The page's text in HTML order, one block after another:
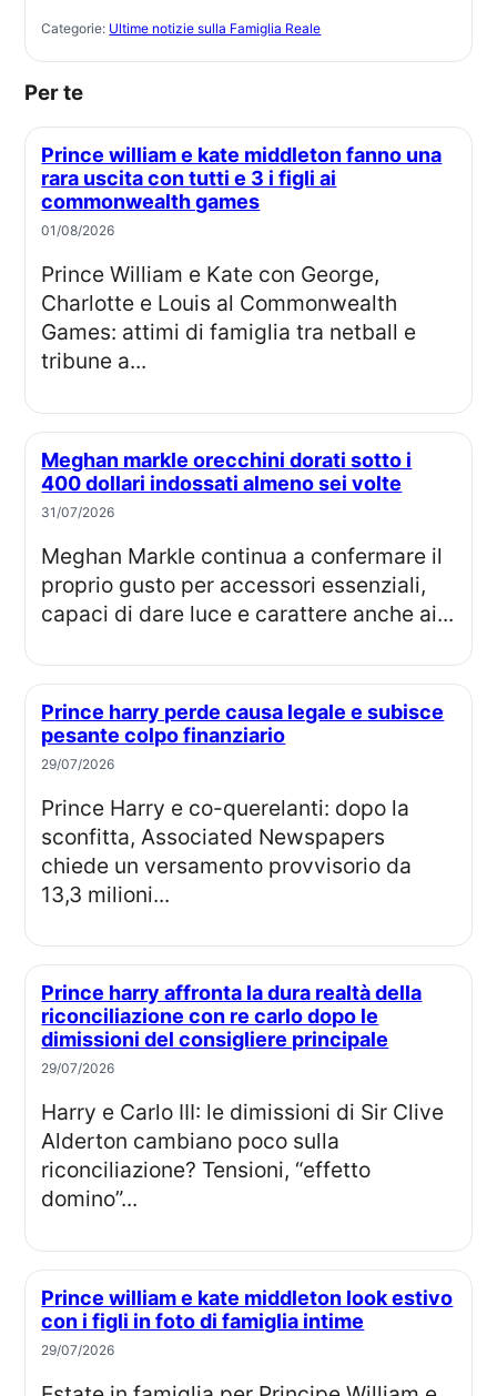
Categorie: Ultime notizie sulla Famiglia Reale
Per te
Prince william e kate middleton fanno una
rara uscita con tutti e 3 i figli ai
commonwealth games
01/08/2026
Prince William e Kate con George,
Charlotte e Louis al Commonwealth
Games: attimi di famiglia tra netball e
tribune a...
Meghan markle orecchini dorati sotto i
400 dollari indossati almeno sei volte
31/07/2026
Meghan Markle continua a confermare il
proprio gusto per accessori essenziali,
capaci di dare luce e carattere anche ai...
Prince harry perde causa legale e subisce
pesante colpo finanziario
29/07/2026
Prince Harry e co-querelanti: dopo la
sconfitta, Associated Newspapers
chiede un versamento provvisorio da
13,3 milioni...
Prince harry affronta la dura realtà della
riconciliazione con re carlo dopo le
dimissioni del consigliere principale
29/07/2026
Harry e Carlo III: le dimissioni di Sir Clive
Alderton cambiano poco sulla
riconciliazione? Tensioni, “effetto
domino”...
Prince william e kate middleton look estivo
con i figli in foto di famiglia intime
29/07/2026